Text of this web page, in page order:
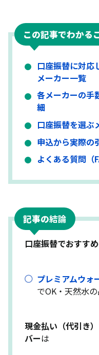
この記事でわかる
口座振替に対応
メーカー一覧
各メーカーの手
細
口座振替を選ぶ
申込から実際の
よくある質問（
記事の結論
口座振替でおすす
プレミアムウォ
でOK・天然水の
現金払い（代引き
バーは